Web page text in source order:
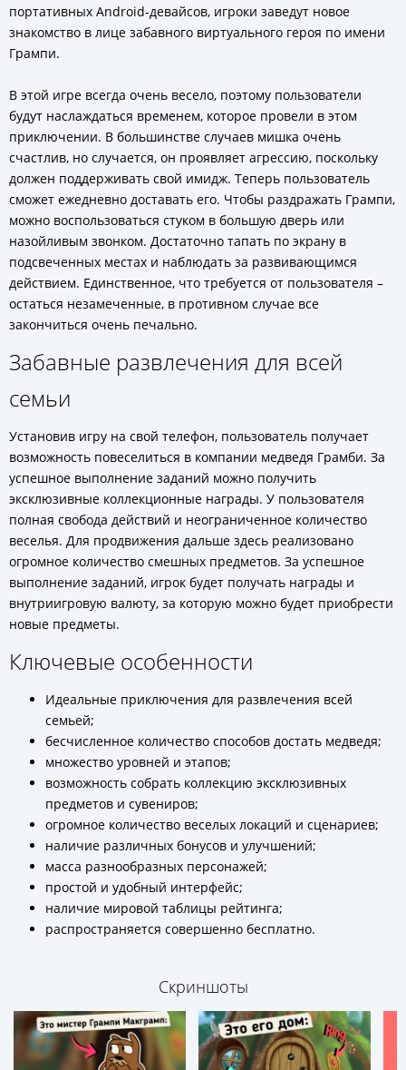
портативных Android-девайсов, игроки заведут новое
знакомство в лице забавного виртуального героя по имени
Грампи.
В этой игре всегда очень весело, поэтому пользователи
будут наслаждаться временем, которое провели в этом
приключении. В большинстве случаев мишка очень
счастлив, но случается, он проявляет агрессию, поскольку
должен поддерживать свой имидж. Теперь пользователь
сможет ежедневно доставать его. Чтобы раздражать Грампи,
можно воспользоваться стуком в большую дверь или
назойливым звонком. Достаточно тапать по экрану в
подсвеченных местах и наблюдать за развивающимся
действием. Единственное, что требуется от пользователя –
остаться незамеченные, в противном случае все
закончиться очень печально.
Забавные развлечения для всей
семьи
Установив игру на свой телефон, пользователь получает
возможность повеселиться в компании медведя Грамби. За
успешное выполнение заданий можно получить
эксклюзивные коллекционные награды. У пользователя
полная свобода действий и неограниченное количество
веселья. Для продвижения дальше здесь реализовано
огромное количество смешных предметов. За успешное
выполнение заданий, игрок будет получать награды и
внутриигровую валюту, за которую можно будет приобрести
новые предметы.
Ключевые особенности
Идеальные приключения для развлечения всей
семьей;
бесчисленное количество способов достать медведя;
множество уровней и этапов;
возможность собрать коллекцию эксклюзивных
предметов и сувениров;
огромное количество веселых локаций и сценариев;
наличие различных бонусов и улучшений;
масса разнообразных персонажей;
простой и удобный интерфейс;
наличие мировой таблицы рейтинга;
распространяется совершенно бесплатно.
Скриншоты